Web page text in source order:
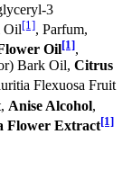
3
Oil[1], Parfum,
Oil[1],
Bark Oil, Citrus
Flexuosa Fruit
Anise Alcohol,
Flower Extract[1]